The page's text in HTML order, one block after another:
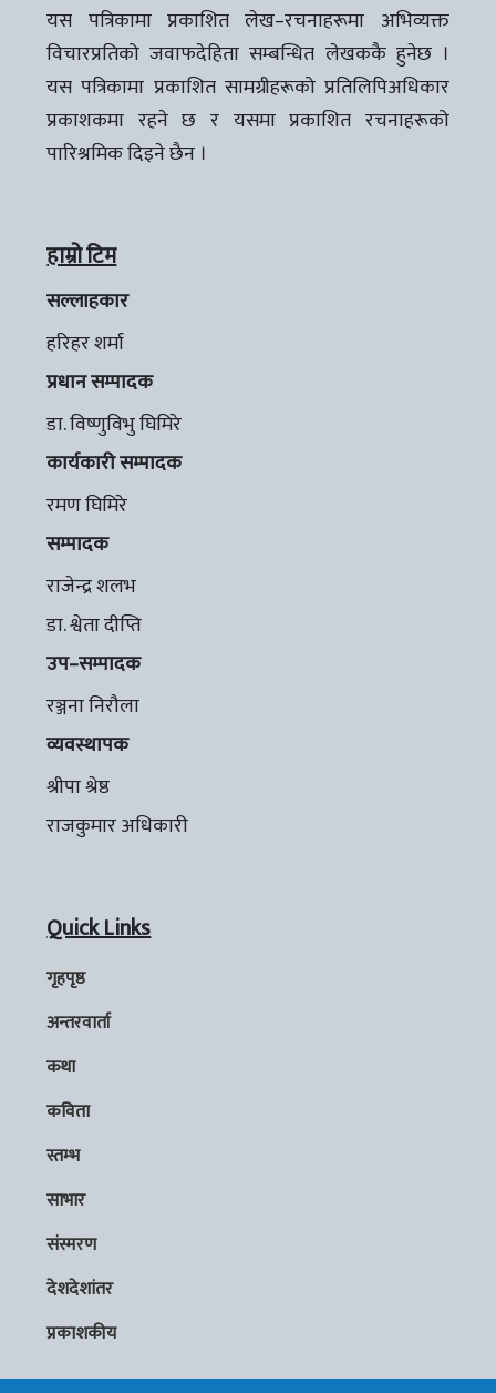
यस पत्रिकामा प्रकाशित लेख–रचनाहरूमा अभिव्यक्त
विचारप्रतिको जवाफदेहिता सम्बन्धित लेखककै हुनेछ ।
यस पत्रिकामा प्रकाशित सामग्रीहरूको प्रतिलिपिअधिकार
प्रकाशकमा रहने छ र यसमा प्रकाशित रचनाहरूको
पारिश्रमिक दिइने छैन ।
हाम्रो टिम
सल्लाहकार
हरिहर शर्मा
प्रधान सम्पादक
डा. विष्णुविभु घिमिरे
कार्यकारी सम्पादक
रमण घिमिरे
सम्पादक
राजेन्द्र शलभ
डा. श्वेता दीप्ति
उप–सम्पादक
रञ्जना निरौला
व्यवस्थापक
श्रीपा श्रेष्ठ
राजकुमार अधिकारी
Quick Links
गृहपृष्ठ
अन्तरवार्ता
कथा
कविता
स्तम्भ
साभार
संस्मरण
देशदेशांतर
प्रकाशकीय